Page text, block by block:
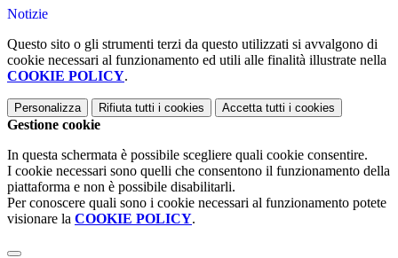
Notizie
Questo sito o gli strumenti terzi da questo utilizzati si avvalgono di
cookie necessari al funzionamento ed utili alle finalità illustrate nella
COOKIE POLICY.
Personalizza Rifiuta tutti i cookies Accetta tutti i cookies
Gestione cookie
In questa schermata è possibile scegliere quali cookie consentire.
I cookie necessari sono quelli che consentono il funzionamento della
piattaforma e non è possibile disabilitarli.
Per conoscere quali sono i cookie necessari al funzionamento potete
visionare la COOKIE POLICY.